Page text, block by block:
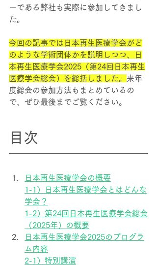
ーである弊社も実際に参加してきまし
た。
今回の記事では日本再生医療学会がど
のような学術団体かを説明しつつ、日
本再生医療学会2025（第24回日本再生
医療学会総会）を総括しました。 来年
度総会の参加方法もまとめているの
で、ぜひ最後までご覧ください。
目次
日本再生医療学会の概要
1-1）
日本再生医療学会とはどんな
学会？
1-2）第24回 日本再生医療学会総会
（2025年）の概要
日本再生医療学会2025のプログラ
ム内容
2-1）特別講演